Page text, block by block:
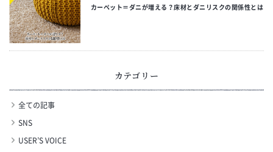
カーペット＝ダニが増える？床材とダニリスクの関係性とは
カテゴリー
全ての記事
SNS
USER’S VOICE